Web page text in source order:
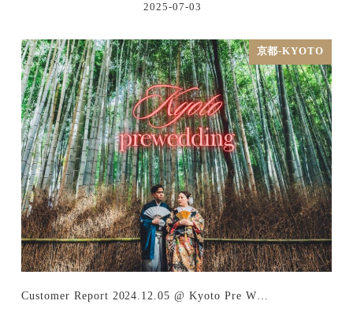
2025-07-03
京都-KYOTO
Customer Report 2024.12.05 @ Kyoto Pre W…